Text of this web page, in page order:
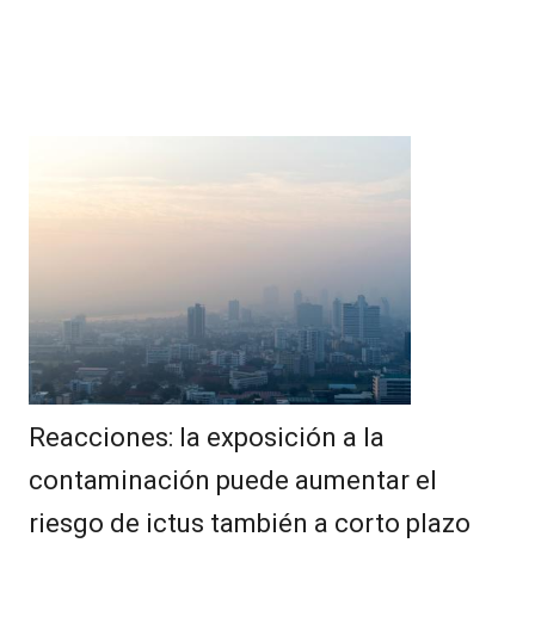
Reacciones: la exposición a la
contaminación puede aumentar el
riesgo de ictus también a corto plazo